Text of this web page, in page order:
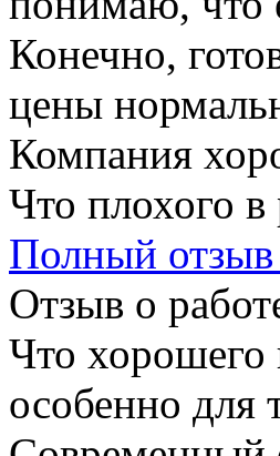
Конечно,
цены
Компания
Что плохого
Полный отзыв
Отзыв о
Что хорошего
особенно для